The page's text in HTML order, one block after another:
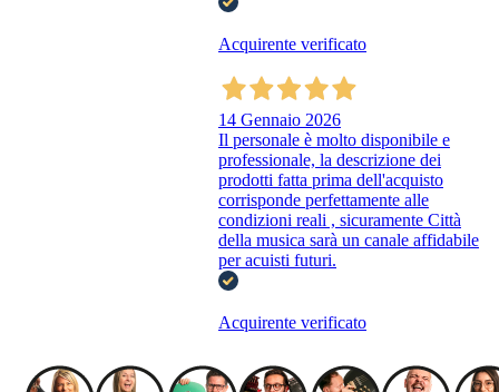
Acquirente verificato
14 Gennaio 2026
Il personale è molto disponibile e
professionale, la descrizione dei
prodotti fatta prima dell'acquisto
corrisponde perfettamente alle
condizioni reali , sicuramente Città
della musica sarà un canale affidabile
per acuisti futuri.
Acquirente verificato